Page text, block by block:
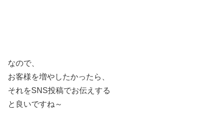
なので、
お客様を増やしたかったら、
それをSNS投稿でお伝えする
と良いですね～